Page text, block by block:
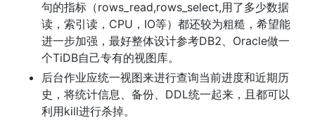
句的指标（rows_read,rows_select,用了多少数据
读，索引读，CPU，IO等）都还较为粗糙，希望能
进一步加强，最好整体设计参考DB2、Oracle做一
个TiDB自己专有的视图库。
后台作业应统一视图来进行查询当前进度和近期历
史，将统计信息、备份、DDL统一起来，且都可以
利用kill进行杀掉。